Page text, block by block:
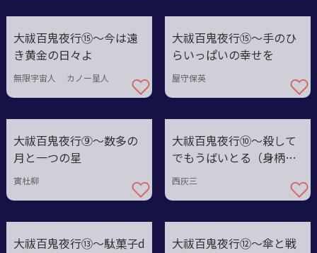
大祓百鬼夜行⑮〜今は遠
き黄金の日々よ
無限宇宙人 カノー星人
大祓百鬼夜行⑮～手のひ
らいっぱいの幸せを
屋守保英
大祓百鬼夜行⑨〜数多の
月と一つの星
寅杜柳
大祓百鬼夜行⑩〜殺して
でもうばいとる（身柄
を）
西灰三
大祓百鬼夜行⑬〜駄菓子d
大祓百鬼夜行⑫〜傘と戦